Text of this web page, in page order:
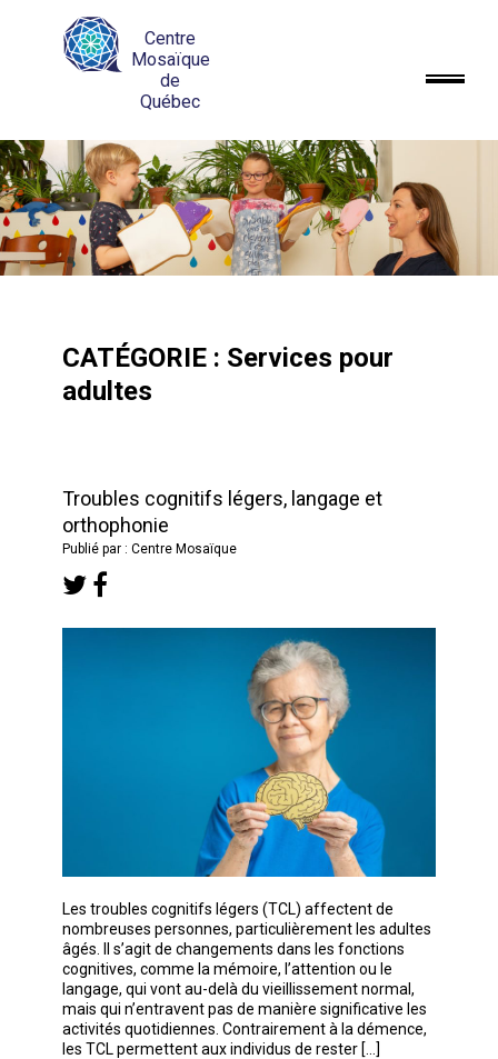
Centre
Mosaïque
de
Québec
CATÉGORIE : Services pour
adultes
Troubles cognitifs légers, langage et
orthophonie
Publié par : Centre Mosaïque
Les troubles cognitifs légers (TCL) affectent de
nombreuses personnes, particulièrement les adultes
âgés. Il s’agit de changements dans les fonctions
cognitives, comme la mémoire, l’attention ou le
langage, qui vont au-delà du vieillissement normal,
mais qui n’entravent pas de manière significative les
activités quotidiennes. Contrairement à la démence,
les TCL permettent aux individus de rester […]